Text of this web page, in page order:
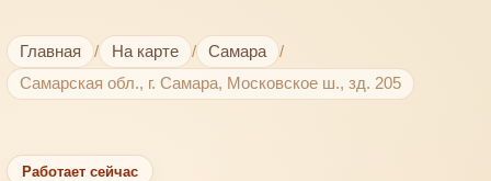
Главная / На карте / Самара
/
Самарская обл., г. Самара, Московское ш., зд. 205
Работает сейчас